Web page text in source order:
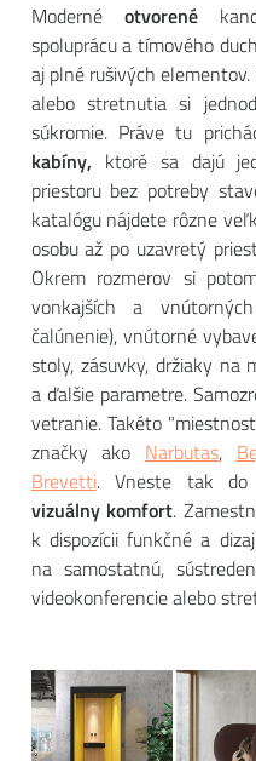
Moderné otvorené
spoluprácu a tímového
aj plné rušivých
alebo stretnutia si
súkromie. Práve tu
kabíny, ktoré sa dajú
priestoru bez potreby
katalógu nájdete rôzne
osobu až po uzavretý
Okrem rozmerov si
vonkajších a
čalúnenie), vnútorné
stoly, zásuvky, držiaky na
a ďalšie parametre.
vetranie. Takéto
značky ako Narbutas,
Brevetti. Vneste tak do
vizuálny komfort.
k dispozícii funkčné a
na samostatnú,
videokonferencie alebo